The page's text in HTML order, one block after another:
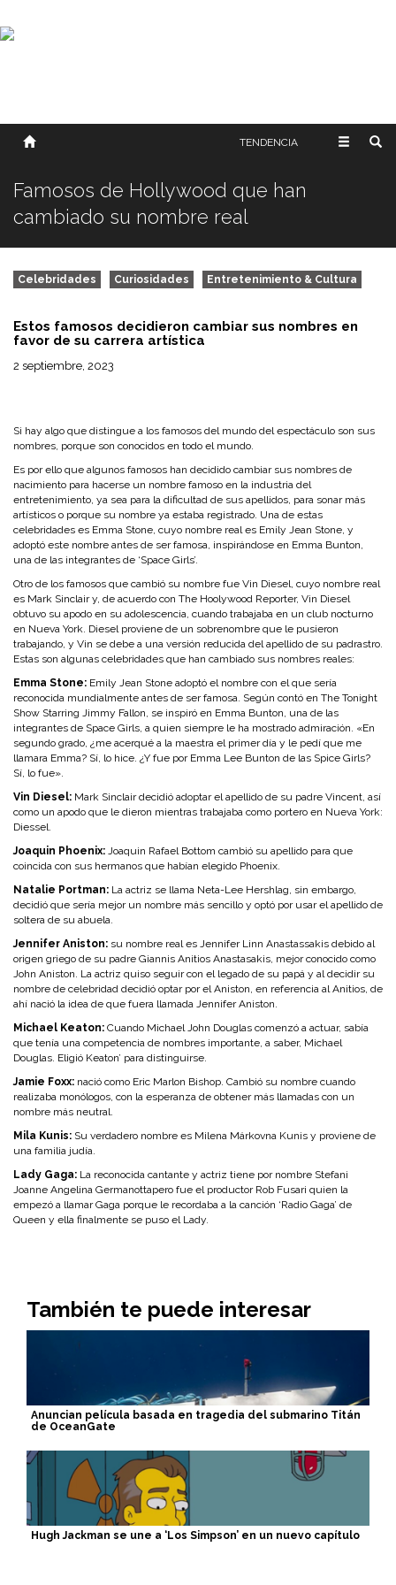
SOBRE NOSOTROS
TENDENCIA
Famosos de Hollywood que han
cambiado su nombre real
Celebridades Curiosidades Entretenimiento & Cultura
Estos famosos decidieron cambiar sus nombres en
favor de su carrera artística
2 septiembre, 2023
Si hay algo que distingue a los famosos del mundo del espectáculo son sus
nombres, porque son conocidos en todo el mundo.
Es por ello que algunos famosos han decidido cambiar sus nombres de
nacimiento para hacerse un nombre famoso en la industria del
entretenimiento, ya sea para la dificultad de sus apellidos, para sonar más
artísticos o porque su nombre ya estaba registrado. Una de estas
celebridades es Emma Stone, cuyo nombre real es Emily Jean Stone, y
adoptó este nombre antes de ser famosa, inspirándose en Emma Bunton,
una de las integrantes de ‘Space Girls’.
Otro de los famosos que cambió su nombre fue Vin Diesel, cuyo nombre real
es Mark Sinclair y, de acuerdo con The Hoolywood Reporter, Vin Diesel
obtuvo su apodo en su adolescencia, cuando trabajaba en un club nocturno
en Nueva York. Diesel proviene de un sobrenombre que le pusieron
trabajando, y Vin se debe a una versión reducida del apellido de su padrastro.
Estas son algunas celebridades que han cambiado sus nombres reales:
Emma Stone: Emily Jean Stone adoptó el nombre con el que sería
reconocida mundialmente antes de ser famosa. Según contó en The Tonight
Show Starring Jimmy Fallon, se inspiró en Emma Bunton, una de las
integrantes de Space Girls, a quien siempre le ha mostrado admiración. «En
segundo grado, ¿me acerqué a la maestra el primer día y le pedí que me
llamara Emma? Sí, lo hice. ¿Y fue por Emma Lee Bunton de las Spice Girls?
Sí, lo fue».
Vin Diesel: Mark Sinclair decidió adoptar el apellido de su padre Vincent, así
como un apodo que le dieron mientras trabajaba como portero en Nueva York:
Diessel.
Joaquin Phoenix: Joaquin Rafael Bottom cambió su apellido para que
coincida con sus hermanos que habían elegido Phoenix.
Natalie Portman: La actriz se llama Neta-Lee Hershlag, sin embargo,
decidió que sería mejor un nombre más sencillo y optó por usar el apellido de
soltera de su abuela.
Jennifer Aniston: su nombre real es Jennifer Linn Anastassakis debido al
origen griego de su padre Giannis Anitios Anastasakis, mejor conocido como
John Aniston. La actriz quiso seguir con el legado de su papá y al decidir su
nombre de celebridad decidió optar por el Aniston, en referencia al Anitios, de
ahí nació la idea de que fuera llamada Jennifer Aniston.
Michael Keaton: Cuando Michael John Douglas comenzó a actuar, sabía
que tenía una competencia de nombres importante, a saber, Michael
Douglas. Eligió Keaton’ para distinguirse.
Jamie Foxx: nació como Eric Marlon Bishop. Cambió su nombre cuando
realizaba monólogos, con la esperanza de obtener más llamadas con un
nombre más neutral.
Mila Kunis: Su verdadero nombre es Milena Márkovna Kunis y proviene de
una familia judía.
Lady Gaga: La reconocida cantante y actriz tiene por nombre Stefani
Joanne Angelina Germanottapero fue el productor Rob Fusari quien la
empezó a llamar Gaga porque le recordaba a la canción ‘Radio Gaga’ de
Queen y ella finalmente se puso el Lady.
También te puede interesar
Anuncian película basada en tragedia del submarino Titán
de OceanGate
Hugh Jackman se une a ‘Los Simpson’ en un nuevo capítulo